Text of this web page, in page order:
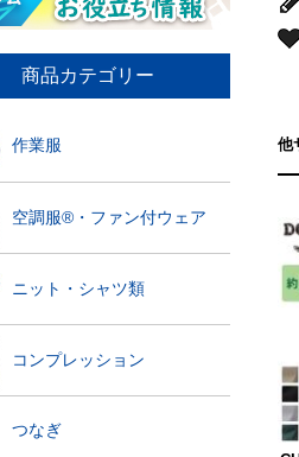
商品カテゴリー
作業服
空調服®・ファン付ウェア
ニット・シャツ類
コンプレッション
つなぎ
他